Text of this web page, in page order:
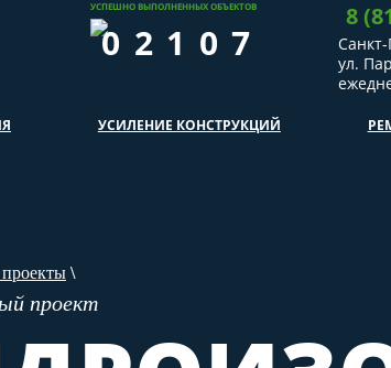
УСПЕШНО ВЫПОЛНЕННЫХ ОБЪЕКТОВ
02107
8 (
ул.
УСИЛЕНИЕ КОНСТРУКЦИЙ
\
проект